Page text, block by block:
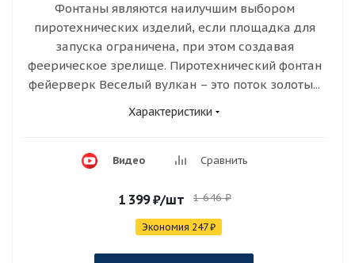
Фонтаны являются наилучшим выбором
пиротехнических изделий, если площадка для
запуска ограничена, при этом создавая
феерическое зрелище. Пиротехнический фонтан
фейерверк Веселый вулкан – это поток золоты...
Характеристики
Видео Сравнить
1 399₽/шт 1 646₽
Экономия 247₽